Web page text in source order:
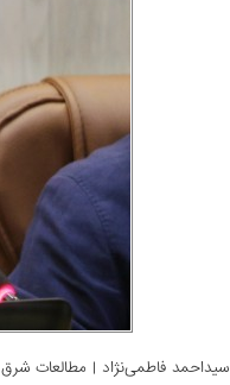
سیداحمد فاطمی‌­نژاد | مطالعات شرق